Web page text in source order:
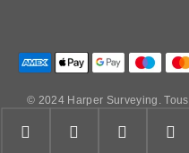
© 2024 Harper Surveying.